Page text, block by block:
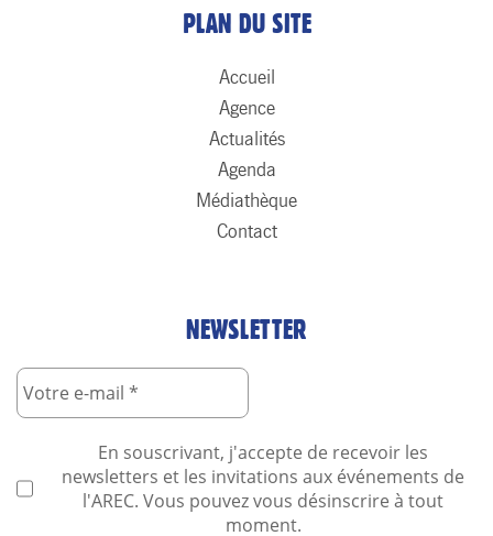
PLAN DU SITE
Accueil
Agence
Actualités
Agenda
Médiathèque
Contact
NEWSLETTER
En souscrivant, j'accepte de recevoir les
newsletters et les invitations aux événements de
l'AREC. Vous pouvez vous désinscrire à tout
moment.